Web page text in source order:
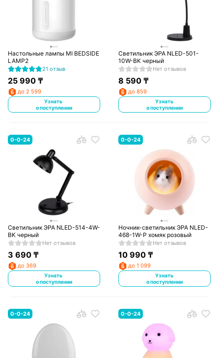
Настольные лампы MI BEDSIDE
LAMP2
21 отзыв
25 990₸
до 2 599
Узнать
о поступлении
Светильник ЭРА NLED-501-
10W-BK черный
Нет отзывов
8 590 ₸
до 859
Узнать
о поступлении
0-0-24
Светильник ЭРА NLED-514-4W-
BK черный
Нет отзывов
3 690₸
до 369
Узнать
о поступлении
0-0-24
Ночник-светильник ЭРА NLED-
468-1W-P хомяк розовый
Нет отзывов
10 990 ₸
до 1 099
Узнать
о поступлении
0-0-24 0-0-24